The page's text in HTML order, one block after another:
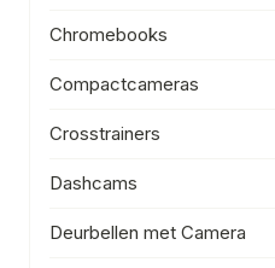
Chromebooks
Compactcameras
Crosstrainers
Dashcams
Deurbellen met Camera